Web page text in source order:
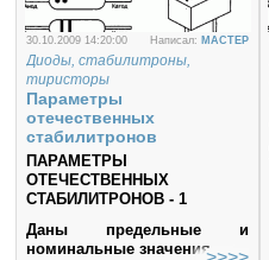
30.10.2009 14:20:00 Написал: MACTEP
Диоды, стабилитроны,
тиристоры
Параметры
отечественных
стабилитронов
ПАРАМЕТРЫ
ОТЕЧЕСТВЕННЫХ
СТАБИЛИТРОНОВ - 1
Даны предельные и
номинальные значения